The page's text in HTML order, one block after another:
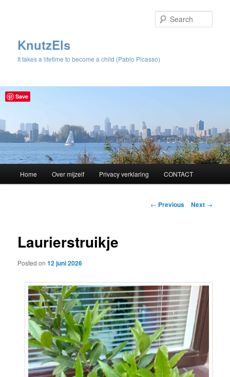
KnutzEls
It takes a lifetime to become a child (Pablo Picasso)
Skip
content
Home Over mijzelf Privacy verklaring CONTACT
Post
← Previous Next →
Laurierstruikje
Posted on12 juni 2026
Save